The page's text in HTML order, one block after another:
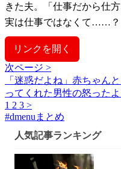
きた夫。「仕事だから仕
実は仕事ではなくて……？
リンクを開く
次ページ >
「迷惑だよね」赤ちゃん
ってくれた男性の怒った
1 2 3 >
#dmenuまとめ
人気記事ランキング